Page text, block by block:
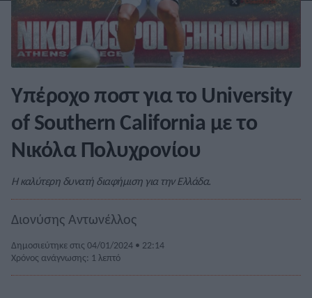
Υπέροχο ποστ για το University
of Southern California με το
Νικόλα Πολυχρονίου
Η καλύτερη δυνατή διαφήμιση για την Ελλάδα.
Διονύσης Αντωνέλλος
Δημοσιεύτηκε στις 04/01/2024 • 22:14
Χρόνος ανάγνωσης: 1 λεπτό